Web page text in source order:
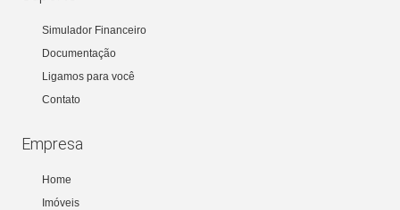
Simulador Financeiro
Documentação
Ligamos para você
Contato
Empresa
Home
Imóveis